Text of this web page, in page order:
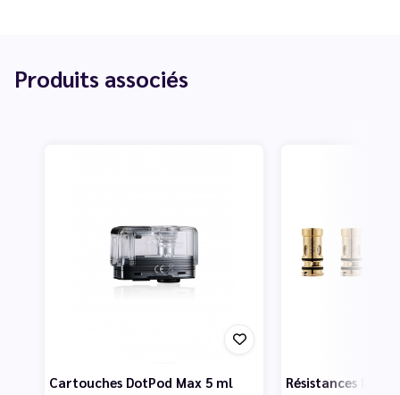
Produits associés
Cartouches DotPod Max 5 ml
Résistances